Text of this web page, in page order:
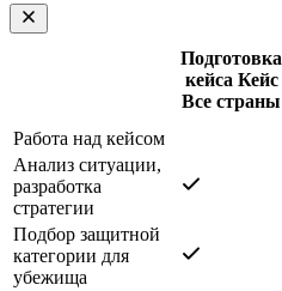
Подготовка
кейса Кейс
Все страны
Работа над кейсом
Анализ ситуации,
разработка
стратегии
Подбор защитной
категории для
убежища